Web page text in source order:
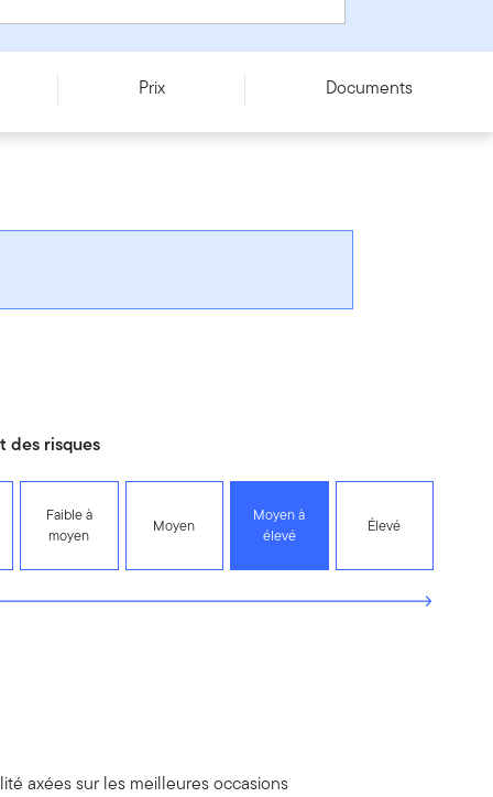
Prix Documents
des risques
Faible à
moyen
Moyen
Moyen à
élevé
Élevé
axées sur les meilleures occasions